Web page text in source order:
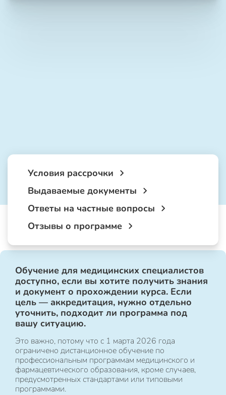
Условия рассрочки
Выдаваемые документы
Ответы на частные вопросы
Отзывы о программе
Обучение для медицинских специалистов
доступно, если вы хотите получить знания
и документ о прохождении курса. Если
цель — аккредитация, нужно отдельно
уточнить, подходит ли программа под
вашу ситуацию.
Это важно, потому что с 1 марта 2026 года
ограничено дистанционное обучение по
профессиональным программам медицинского и
фармацевтического образования, кроме случаев,
предусмотренных стандартами или типовыми
программами.